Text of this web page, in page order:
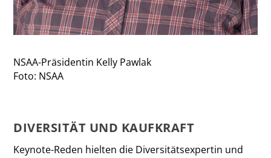
NSAA-Präsidentin Kelly Pawlak
Foto: NSAA
DIVERSITÄT UND KAUFKRAFT
Keynote-Reden hielten die Diversitätsexpertin und